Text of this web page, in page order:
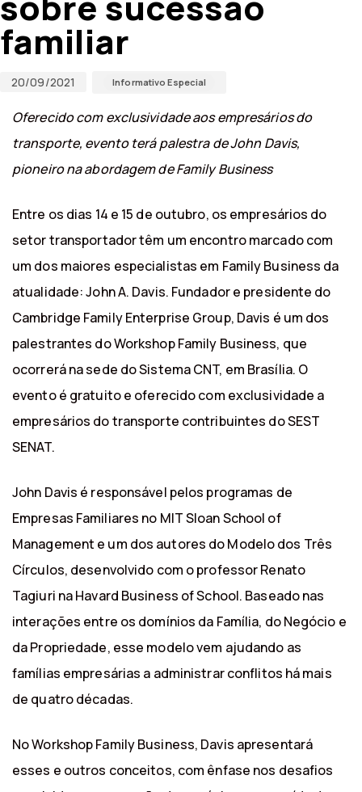
familiar
20/09/2021 Informativo Especial
Oferecido com exclusividade aos empresários do
transporte, evento terá palestra de John Davis,
pioneiro na abordagem de Family Business
Entre os dias 14 e 15 de outubro, os empresários do
setor transportador têm um encontro marcado com
um dos maiores especialistas em Family Business da
atualidade: John A. Davis. Fundador e presidente do
Cambridge Family Enterprise Group, Davis é um dos
palestrantes do Workshop Family Business, que
ocorrerá na sede do Sistema CNT, em Brasília. O
evento é gratuito e oferecido com exclusividade a
empresários do transporte contribuintes do SEST
SENAT.
John Davis é responsável pelos programas de
Empresas Familiares no MIT Sloan School of
Management e um dos autores do Modelo dos Três
Círculos, desenvolvido com o professor Renato
Tagiuri na Havard Business of School. Baseado nas
interações entre os domínios da Família, do Negócio e
da Propriedade, esse modelo vem ajudando as
famílias empresárias a administrar conflitos há mais
de quatro décadas.
No Workshop Family Business, Davis apresentará
esses e outros conceitos, com ênfase nos desafios